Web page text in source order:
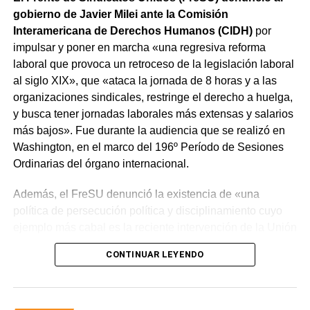
gobierno de Javier Milei ante la Comisión
Interamericana de Derechos Humanos (CIDH)por
impulsar y poner en marcha «una regresiva reforma
laboral que provoca un retroceso de la legislación laboral
al siglo XIX», que «ataca la jornada de 8 horas y a las
organizaciones sindicales, restringe el derecho a huelga,
y busca tener jornadas laborales más extensas y salarios
más bajos». Fue durante la audiencia que se realizó en
Washington, en el marco del 196º Período de Sesiones
Ordinarias del órgano internacional.
Además, el FreSU denunció la existencia de «una
política de persecución política y disciplinamiento cuyo
Obrera Metalúrgica (UOM) y la persecución mediática,
gremial, jurídica y personal» desplegada por funcionarios
CONTINUAR LEYENDO